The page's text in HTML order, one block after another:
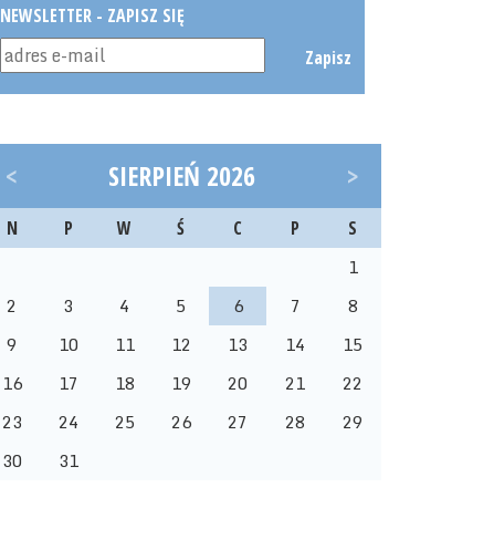
NEWSLETTER - ZAPISZ SIĘ
Zapisz
< SIERPIEŃ 2026 >
N P W Ś C P S
1
2
3 4 5 6 7
8
9
10 11 12 13 14
15
16
17 18 19 20 21
22
23
24 25 26 27 28
29
30
31